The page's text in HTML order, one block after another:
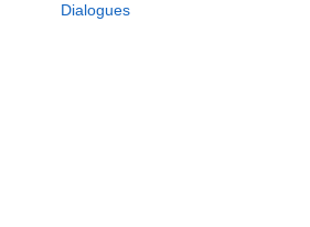
Dialogues